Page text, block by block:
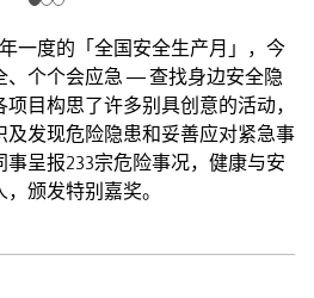
一度的「全国安全生产月」，今
、个个会应急 — 查找身边安全隐
目构思了许多别具创意的活动，
及发现危险隐患和妥善应对紧急事
呈报233宗危险事况，健康与安
颁发特别嘉奖。